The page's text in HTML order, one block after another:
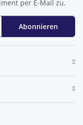
per E-Mail zu.
Abonnieren